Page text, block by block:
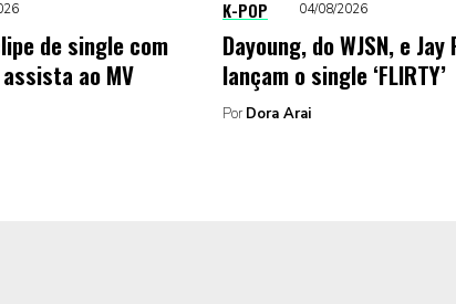
de single com
ao MV
K-POP 04/08/2026
Dayoung, do WJSN, e Jay
lançam o single ‘FLIRTY’
Por Dora Arai